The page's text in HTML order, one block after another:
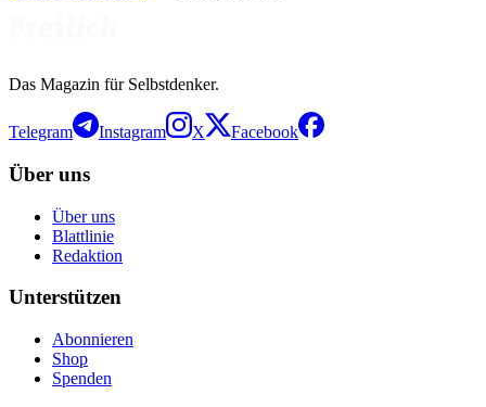
Das Magazin für Selbstdenker.
Telegram Instagram X Facebook
Über uns
Über uns
Blattlinie
Redaktion
Unterstützen
Abonnieren
Shop
Spenden